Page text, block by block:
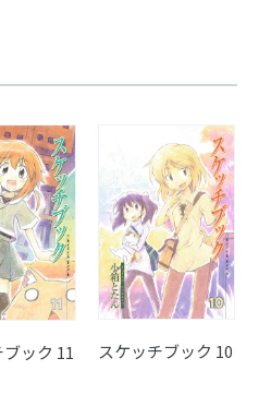
ック 11 スケッチブック 10